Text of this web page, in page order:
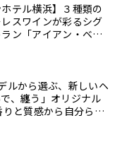
ホテル横浜】３種類の
スワインが彩るシグ
ン「アイアン・ベ
スペシャルペアリン
ルから選ぶ、新しいヘ
、纏う」オリジナル
りと質感から自分らし
『KAOLKO』がロー